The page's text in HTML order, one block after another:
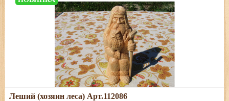
Подробнее
Леший (хозяин леса) Арт.112086